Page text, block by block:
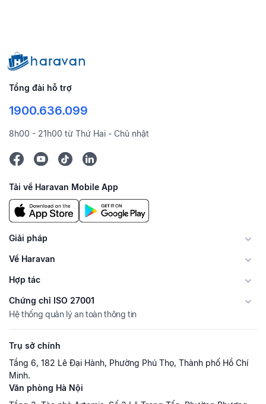
Tổng đài hỗ trợ
1900.636.099
8h00 - 21h00 từ Thứ Hai - Chủ nhật
Tải về Haravan Mobile App
Giải pháp
Về Haravan
Hợp tác
Chứng chỉ ISO 27001
Hệ thống quản lý an toàn thông tin
Trụ sở chính
Tầng 6, 182 Lê Đại Hành, Phường Phú Thọ, Thành phố Hồ Chí
Minh.
Văn phòng Hà Nội